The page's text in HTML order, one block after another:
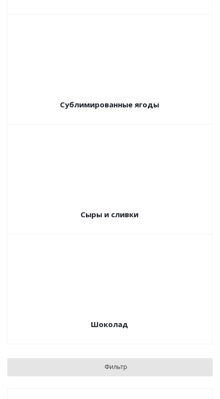
Сублимированные ягоды
Сыры и сливки
Шоколад
Фильтр